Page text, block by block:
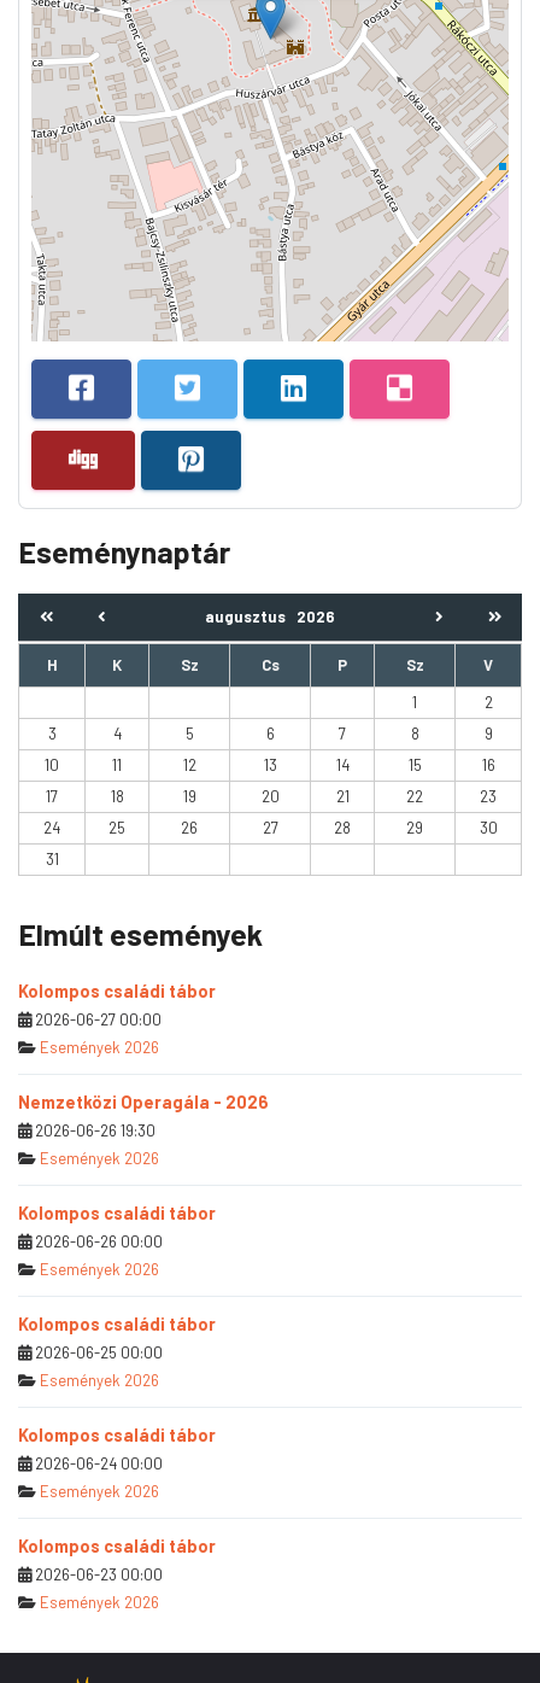
Eseménynaptár
augusztus 2026
H K Sz Cs P Sz
V
1
2
3
4 5 6 7 8
9
10
11 12 13 14 15
16
17
18 19 20 21 22
23
24
25 26 27 28 29
30
31
Elmúlt események
Kolompos családi tábor
2026-06-27 00:00
Események 2026
Nemzetközi Operagála - 2026
2026-06-26 19:30
Események 2026
Kolompos családi tábor
2026-06-26 00:00
Események 2026
Kolompos családi tábor
2026-06-25 00:00
Események 2026
Kolompos családi tábor
2026-06-24 00:00
Események 2026
Kolompos családi tábor
2026-06-23 00:00
Események 2026